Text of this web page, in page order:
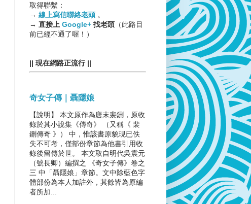
取得聯繫：
→ 線上寫信聯絡老頭 。
→ 直接上 Google+ 找老頭 （此路目
前已經不通了喔！）
|| 現在網路正流行 ||
奇女子傳｜聶隱娘
【說明】 本文原作為唐末裴鉶，原收
錄於其小說集《傳奇》 （又稱《 裴
鉶傳奇 》） 中，惟該書原貌現已佚
失不可考，僅部份章節為他書引用收
錄後留傳於世。 本文取自明代吳震元
（號長卿）編撰之 《奇女子傳》卷之
三 中「聶隱娘」章節。文中除藍色字
體部份為本人加註外，其餘皆為原編
者所加...